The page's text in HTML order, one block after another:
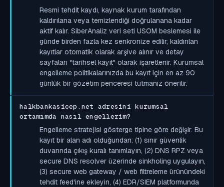
Resmi tehdit kaydı, kaynak kurum tarafından
kaldırılana veya temizlendiği doğrulanana kadar
aktif kalır. SiberAnaliz veri seti USOM beslemesi ile
günde birden fazla kez senkronize edilir; kaldırılan
kayıtlar otomatik olarak arşive alınır ve detay
sayfaları "tarihsel kayıt" olarak işaretlenir. Kurumsal
engelleme politikalarınızda bu kayıt için en az 90
günlük bir gözetim penceresi tutmanız önerilir.
halkbankasicep.net adresini kurumsal
ortamımda nasıl engellerim?
Engelleme stratejisi gösterge tipine göre değişir. Bu
kayıt bir alan adı olduğundan: (1) sınır güvenlik
duvarında çıkış kuralı tanımlayın, (2) DNS RPZ veya
secure DNS resolver üzerinde sinkholing uygulayın,
(3) secure web gateway / web filtreleme ürünündeki
tehdit feed'ine ekleyin, (4) EDR/SIEM platformunda